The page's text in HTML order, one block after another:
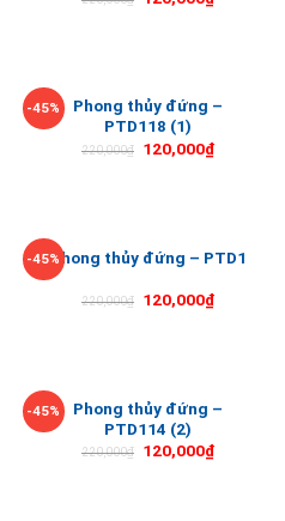
-45%
Phong thủy đứng –
PTD118 (1)
220,000₫ 120,000₫
-45%Phong thủy đứng – PTD1
220,000₫ 120,000₫
-45%
Phong thủy đứng –
PTD114 (2)
220,000₫ 120,000₫